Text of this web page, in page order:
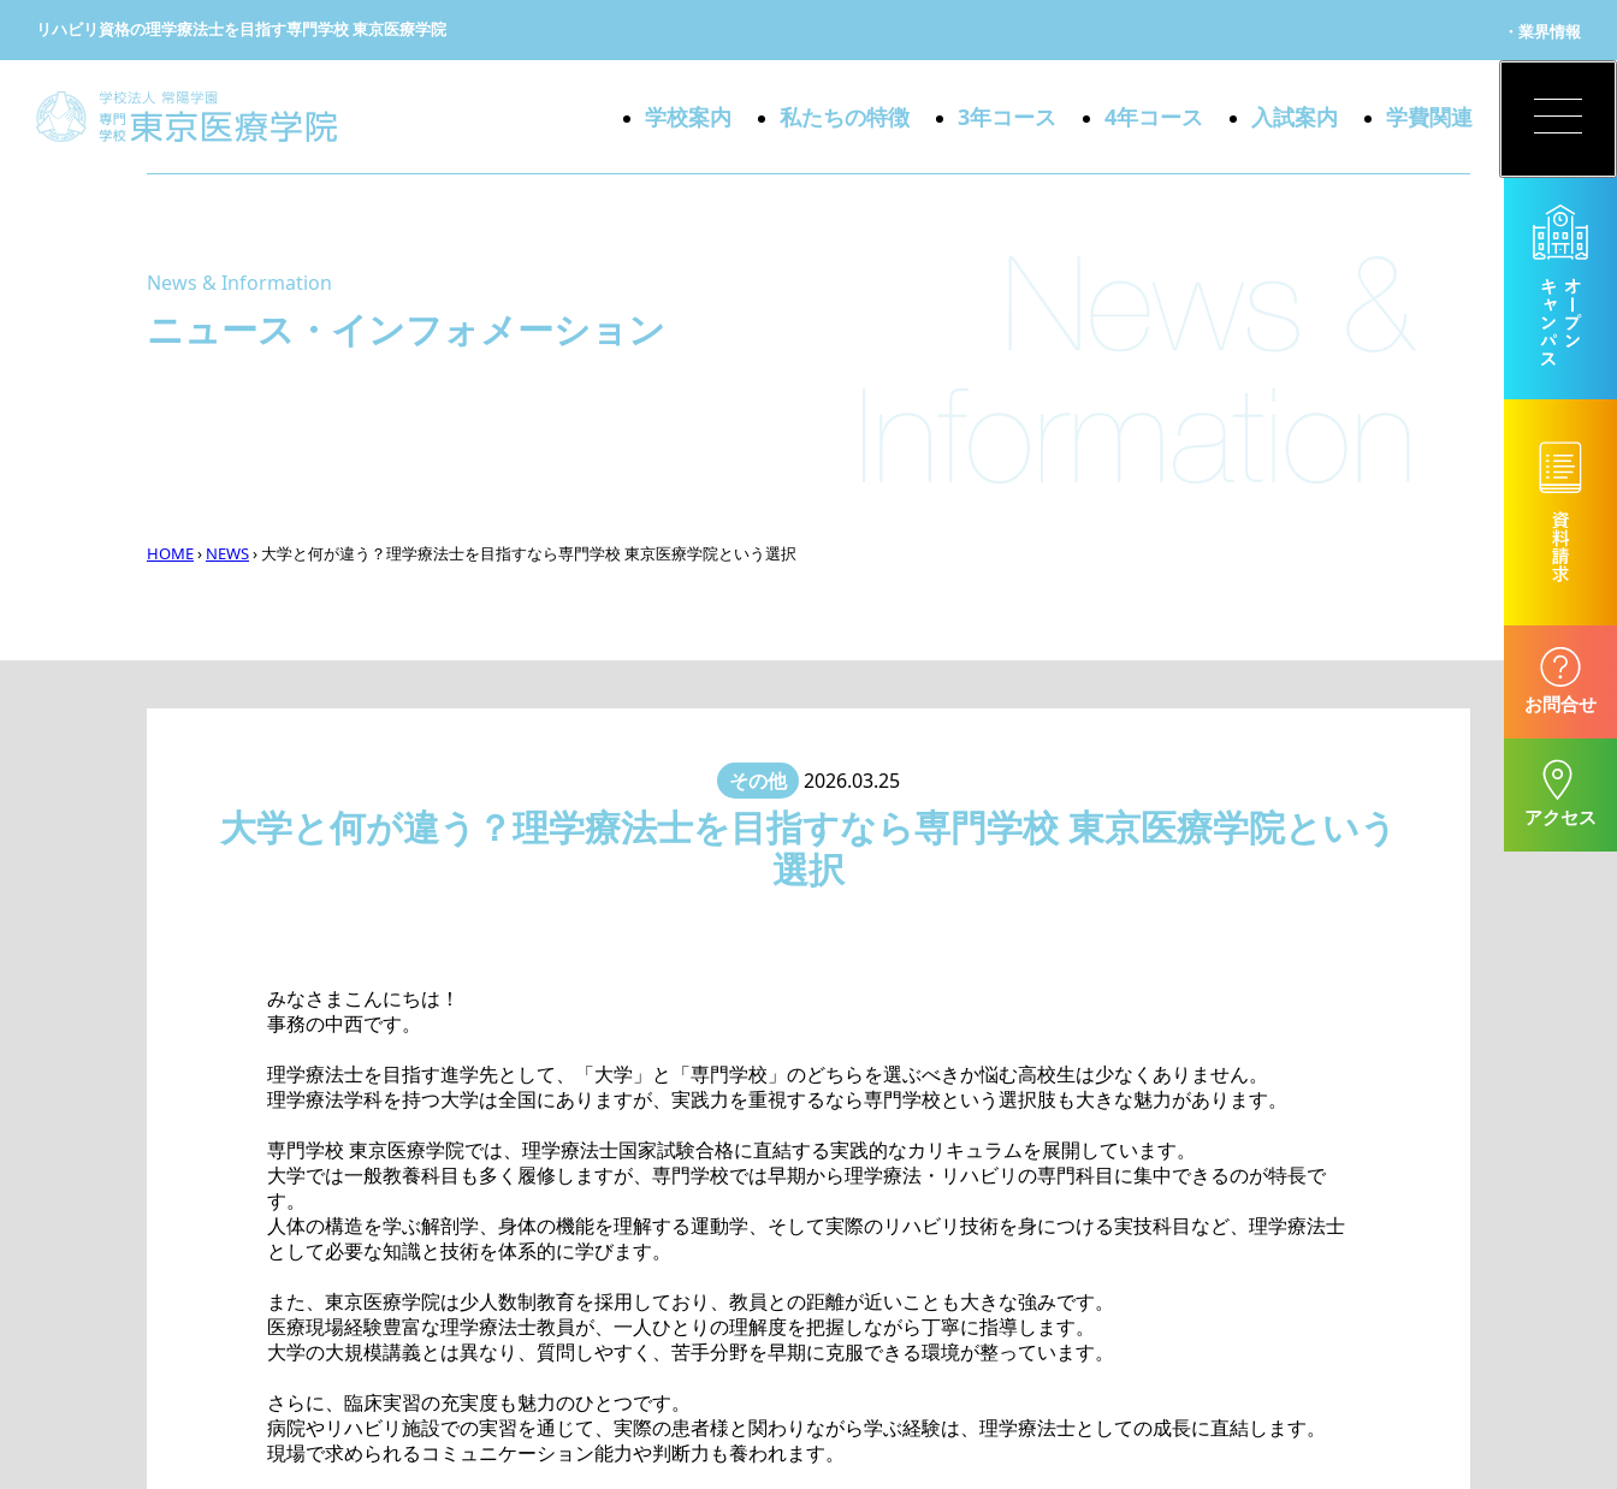
リハビリ資格の理学療法士を目指す専門学校 東京医療学院 ・業界情報
学校案内 私たちの特徴 3年コース 4年コース 入試案内 学費関連
News & Information
ニュース・ インフォメーション
HOME› NEWS› 大学と何が違う？理学療法士を目指すなら専門学校 東京医療学院という選択
その他 2026.03.25
大学と何が違う？理学療法士を目指すなら専門学校 東京医療学院という
選択
みなさまこんにちは！
事務の中西です。
理学療法士を目指す進学先として、「大学」と「専門学校」のどちらを選ぶべきか悩む高校生は少なくありません。
理学療法学科を持つ大学は全国にありますが、実践力を重視するなら専門学校という選択肢も大きな魅力があります。
専門学校 東京医療学院では、理学療法士国家試験合格に直結する実践的なカリキュラムを展開しています。
大学では一般教養科目も多く履修しますが、専門学校では早期から理学療法・リハビリの専門科目に集中できるのが特長で
す。
人体の構造を学ぶ解剖学、身体の機能を理解する運動学、そして実際のリハビリ技術を身につける実技科目など、理学療法士
として必要な知識と技術を体系的に学びます。
また、東京医療学院は少人数制教育を採用しており、教員との距離が近いことも大きな強みです。
医療現場経験豊富な理学療法士教員が、一人ひとりの理解度を把握しながら丁寧に指導します。
大学の大規模講義とは異なり、質問しやすく、苦手分野を早期に克服できる環境が整っています。
さらに、臨床実習の充実度も魅力のひとつです。
病院やリハビリ施設での実習を通じて、実際の患者様と関わりながら学ぶ経験は、理学療法士としての成長に直結します。
現場で求められるコミュニケーション能力や判断力も養われます。